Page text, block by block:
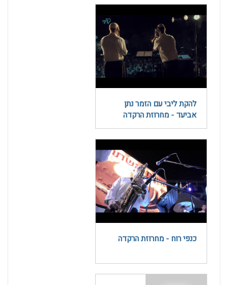
להקת ליבי עם הזמר נתן
אביעד - מחרוזת הרקדה
כנפי רוח - מחרוזת הרקדה